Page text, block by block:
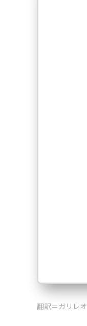
翻訳＝ガリレオ